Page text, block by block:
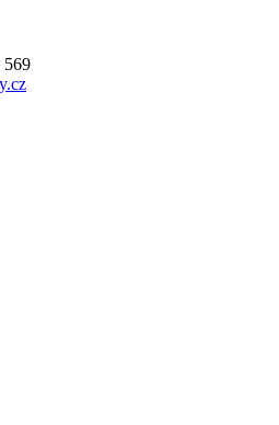
569